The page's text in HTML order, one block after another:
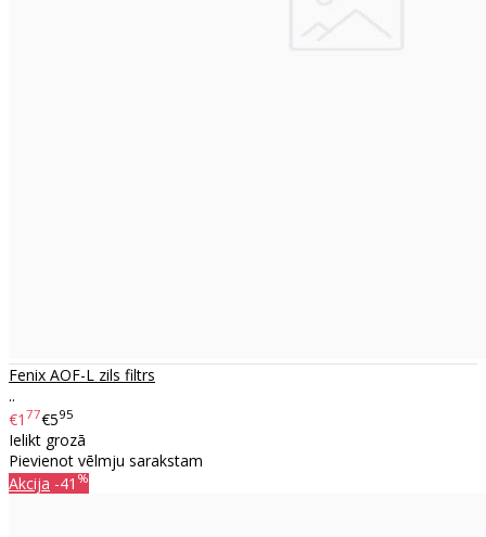
Fenix AOF-L zils filtrs
..
€1 77€595
Ielikt grozā
Pievienot vēlmju sarakstam
Akcija -41 %